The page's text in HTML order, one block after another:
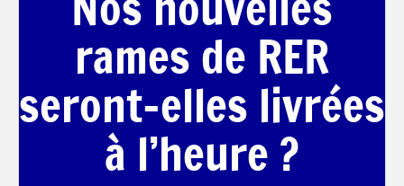
rames de RER
seront-elles livrées
à l’heure ?